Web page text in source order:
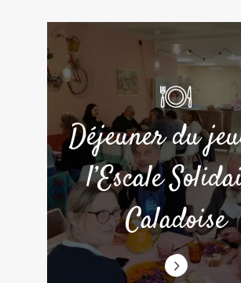
Déjeuner du
l’Escale
Caladoise